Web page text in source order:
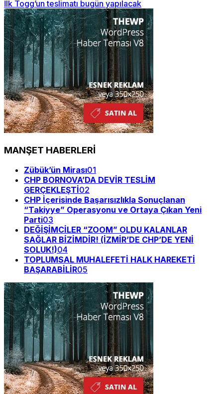
İlk Togg’un teslimatı bugün yapılacak
MANŞET HABERLERİ
Zübük’ün Mirası01
CHP BORNOVA’DA DEVİR TESLİM
GERÇEKLEŞTİ02
CHP İçerisinde Başarısızlıkla Sonuçlanan
“Takiyye” Operasyonu ve Ortaya Çıkan Yeni
Parti03
DEĞİŞİMCİLER “ZOOM” OLDU KALANLAR
SAĞLAR BİZİMDİR! (İZMİR’DE CHP’DE YENİ
SOLUK!)04
TOPLUMSAL MUHALEFETİ HALK HAREKETİ
BAŞARABİLİR05